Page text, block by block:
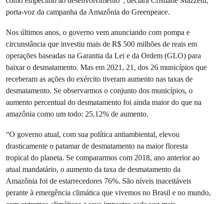
porta-voz da campanha da Amazônia do Greenpeace.
Nos últimos anos, o governo vem anunciando com pompa e
circunstância que investiu mais de R$ 500 milhões de reais em
operações baseadas na Garantia da Lei e da Ordem (GLO) para
baixar o desmatamento. Mas em 2021, 21, dos 26 municípios que
receberam as ações do exército tiveram aumento nas taxas de
desmatamento. Se observarmos o conjunto dos municípios, o
aumento percentual do desmatamento foi ainda maior do que na
amazônia como um todo: 25,12% de aumento.
“O governo atual, com sua política antiambiental, elevou
drasticamente o patamar de desmatamento na maior floresta
tropical do planeta. Se compararmos com 2018, ano anterior ao
atual mandatário, o aumento da taxa de desmatamento da
Amazônia foi de estarrecedores 76%. São níveis inaceitáveis
perante à emergência climática que vivemos no Brasil e no mundo,